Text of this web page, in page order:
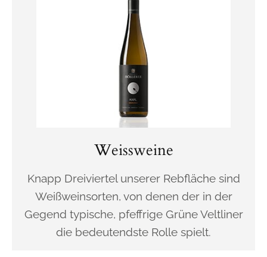
Weissweine
Knapp Dreiviertel unserer Rebfläche sind
Weißweinsorten, von denen der in der
Gegend typische, pfeffrige Grüne Veltliner
die bedeutendste Rolle spielt.